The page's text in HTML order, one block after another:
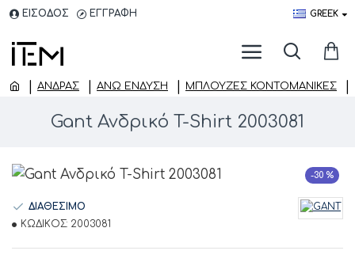
ΕΙΣΟΔΟΣ ΕΓΓΡΑΦΗ GREEK
ΑΝΔΡΑΣ ΆΝΩ ΈΝΔΥΣΗ ΜΠΛΟΎΖΕΣ ΚΟΝΤΟΜΆΝΙΚΕΣ
Gant Ανδρικό T-Shirt 2003081
-30 %
ΔΙΑΘΕΣΙΜΟ
ΚΩΔΙΚΟΣ: 2003081